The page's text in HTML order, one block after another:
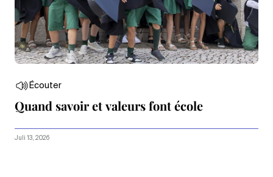
Écouter
Quand savoir et valeurs font école
Juli 13, 2026